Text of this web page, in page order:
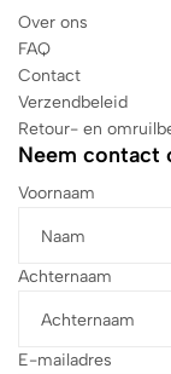
Over ons
FAQ
Contact
Verzendbeleid
Retour- en
Neem contact
Voornaam
Achternaam
E-mailadres